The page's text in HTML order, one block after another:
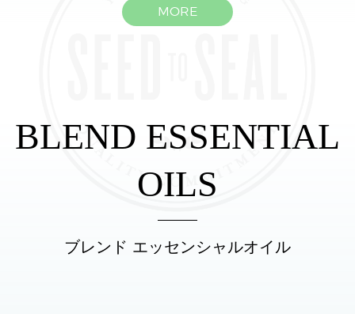
MORE
BLEND ESSENTIAL
OILS
ブレンド エッセンシャルオイル